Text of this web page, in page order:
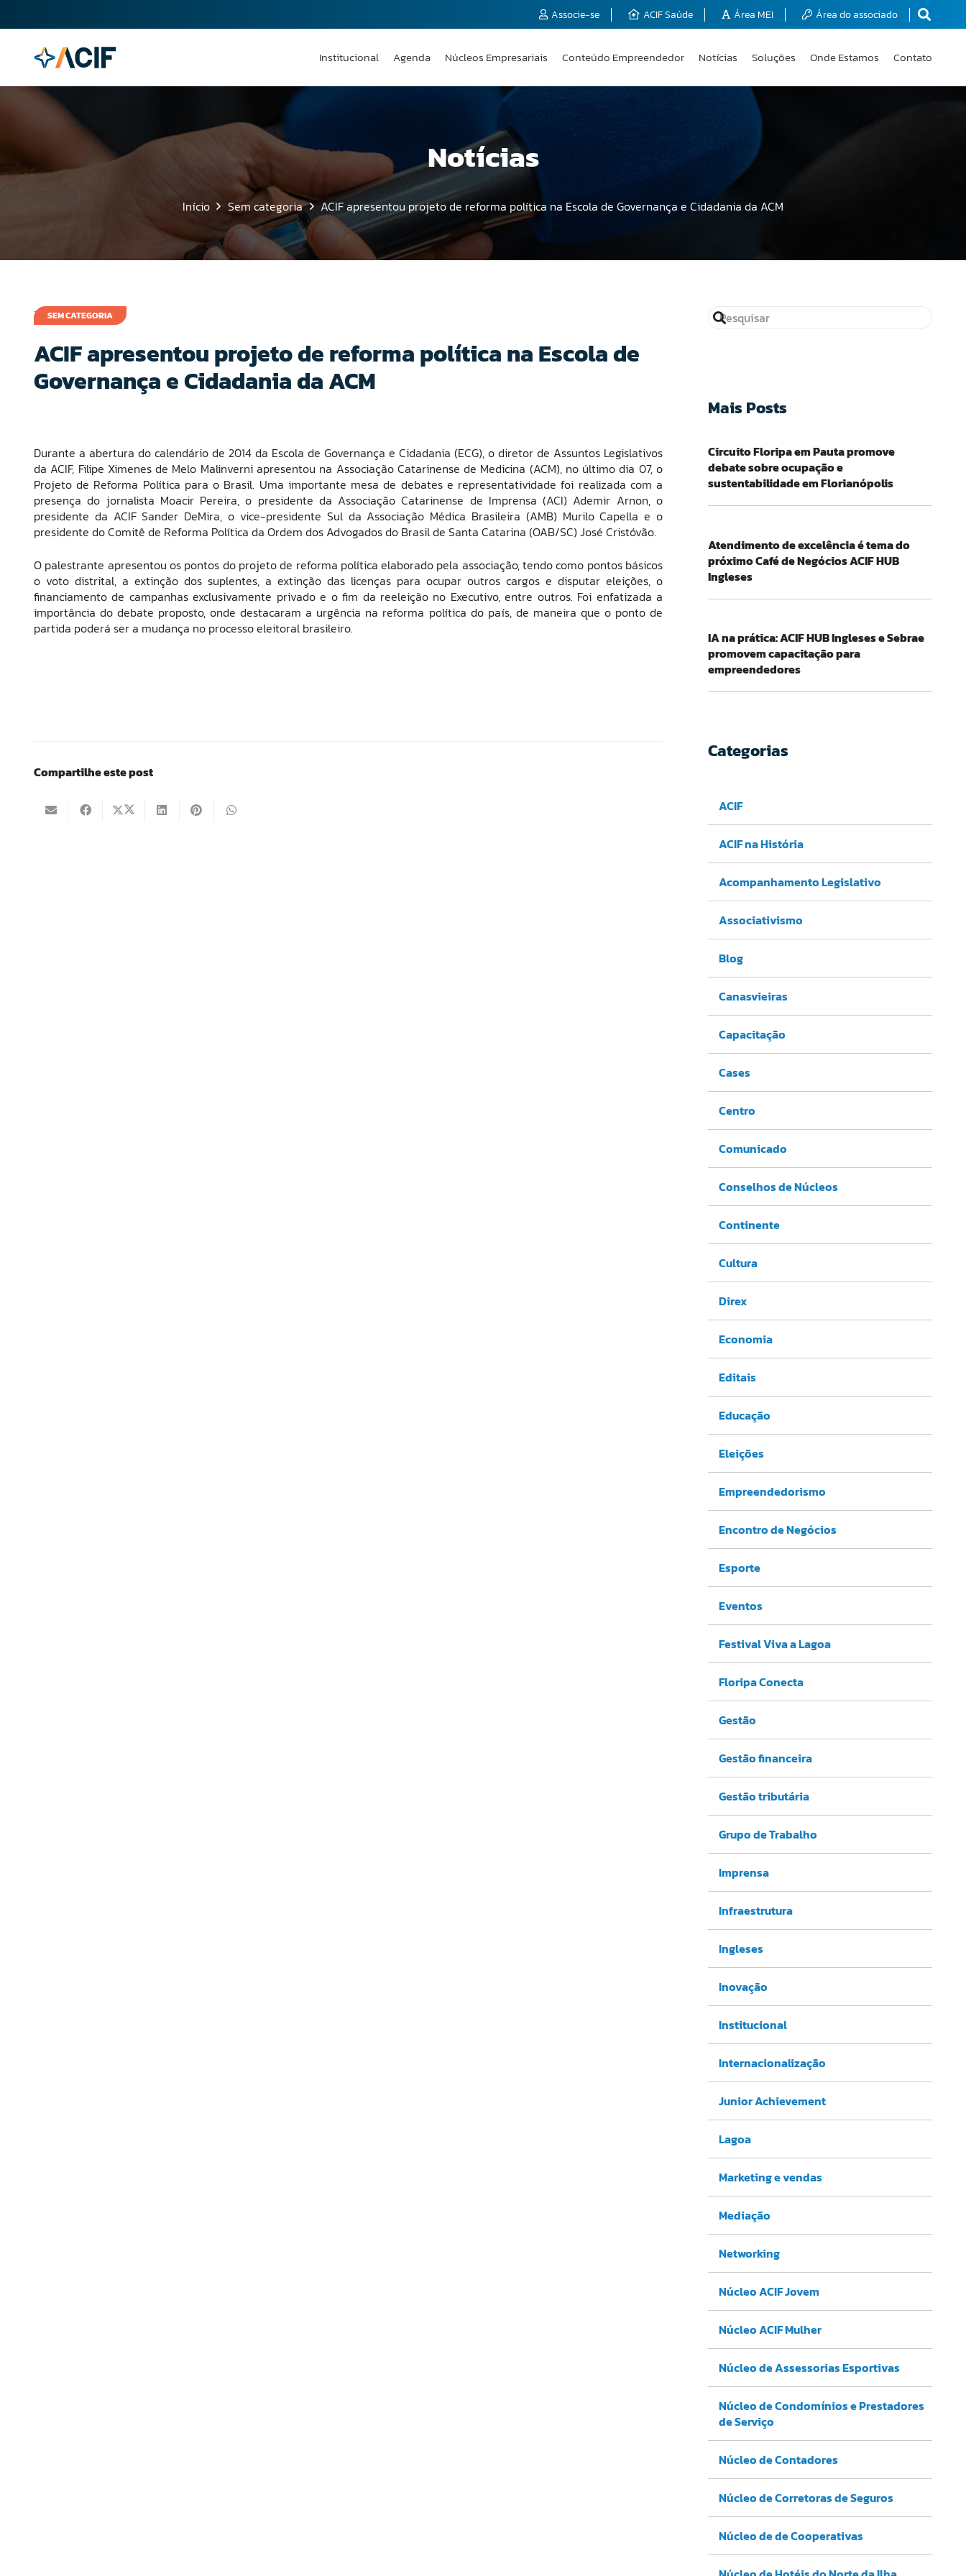
Associe-se ACIF Saúde Área MEI Área do associado
Institucional Agenda Núcleos Empresariais Conteúdo Empreendedor Notícias Soluções Onde Estamos Contato
Notícias
Início Sem categoria ACIF apresentou projeto de reforma política na Escola de Governança e Cidadania da ACM
SEM CATEGORIA
11 de abril de 2014
ACIF apresentou projeto de reforma política na Escola de
Governança e Cidadania da ACM
Durante a abertura do calendário de 2014 da Escola de Governança e Cidadania (ECG), o diretor de Assuntos Legislativos
da ACIF, Filipe Ximenes de Melo Malinverniapresentou na Associação Catarinense de Medicina (ACM), no último dia 07, o
Projeto de Reforma Política para o Brasil. Uma importante mesa de debates e representatividade foi realizada com a
presença do jornalista Moacir Pereira, o presidente da Associação Catarinense de Imprensa (ACI) Ademir Arnon, o
presidente da ACIF Sander DeMira, o vice-presidente Sul da Associação Médica Brasileira (AMB) Murilo Capella e o
presidente do Comitê de Reforma Política da Ordem dos Advogados do Brasil de Santa Catarina (OAB/SC) José Cristóvão.
O palestrante apresentou os pontos do projeto de reforma política elaborado pela associação, tendo como pontos básicos
o voto distrital, a extinção dos suplentes, a extinção das licenças para ocupar outros cargos e disputar eleições, o
financiamento de campanhas exclusivamente privado e o fim da reeleição no Executivo, entre outros. Foi enfatizada a
importância do debate proposto, onde destacaram a urgência na reforma política do país, de maneira que o ponto de
partida poderá ser a mudança no processo eleitoral brasileiro.
Compartilhe este post
Mais Posts
Circuito Floripa em Pauta promove
debate sobre ocupação e
sustentabilidade em Florianópolis
Atendimento de excelência é tema do
próximo Café de Negócios ACIF HUB
Ingleses
IA na prática: ACIF HUB Ingleses e Sebrae
promovem capacitação para
empreendedores
Categorias
ACIF
ACIF na História
Acompanhamento Legislativo
Associativismo
Blog
Canasvieiras
Capacitação
Cases
Centro
Comunicado
Conselhos de Núcleos
Continente
Cultura
Direx
Economia
Editais
Educação
Eleições
Empreendedorismo
Encontro de Negócios
Esporte
Eventos
Festival Viva a Lagoa
Floripa Conecta
Gestão
Gestão financeira
Gestão tributária
Grupo de Trabalho
Imprensa
Infraestrutura
Ingleses
Inovação
Institucional
Internacionalização
Junior Achievement
Lagoa
Marketing e vendas
Mediação
Networking
Núcleo ACIF Jovem
Núcleo ACIF Mulher
Núcleo de Assessorias Esportivas
Núcleo de Condomínios e Prestadores
de Serviço
Núcleo de Contadores
Núcleo de Corretoras de Seguros
Núcleo de de Cooperativas